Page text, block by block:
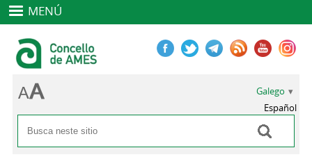
MENÚ
Formulario de busca
Buscar
Galego
Español